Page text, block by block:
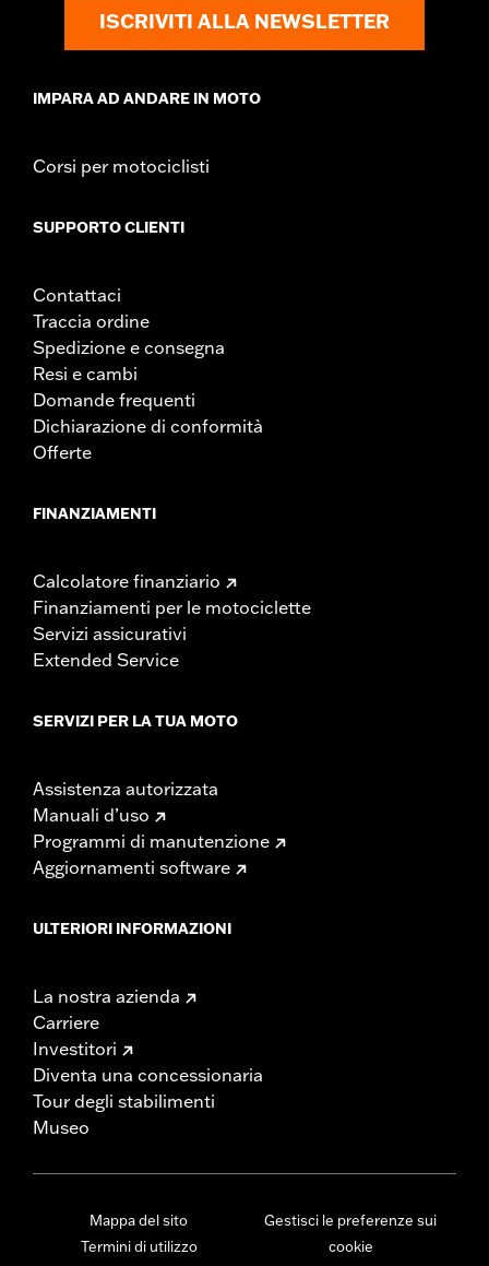
ISCRIVITI ALLA NEWSLETTER
IMPARA AD ANDARE IN MOTO
Corsi per motociclisti
SUPPORTO CLIENTI
Contattaci
Traccia ordine
Spedizione e consegna
Resi e cambi
Domande frequenti
Dichiarazione di conformità
Offerte
FINANZIAMENTI
Calcolatore finanziario
Finanziamenti per le motociclette
Servizi assicurativi
Extended Service
SERVIZI PER LA TUA MOTO
Assistenza autorizzata
Manuali d’uso
Programmi di manutenzione
Aggiornamenti software
ULTERIORI INFORMAZIONI
La nostra azienda
Carriere
Investitori
Diventa una concessionaria
Tour degli stabilimenti
Museo
Mappa del sito
Termini di utilizzo
Gestisci le preferenze sui
cookie